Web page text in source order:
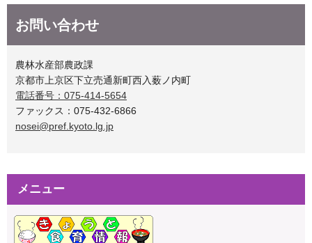
お問い合わせ
農林水産部農政課
京都市上京区下立売通新町西入薮ノ内町
電話番号：075-414-5654
ファックス：075-432-6866
nosei@pref.kyoto.lg.jp
メニュー